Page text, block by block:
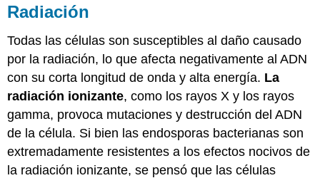
Radiación
Todas las células son susceptibles al daño causado
por la radiación, lo que afecta negativamente al ADN
con su corta longitud de onda y alta energía. La
radiación ionizante, como los rayos X y los rayos
gamma, provoca mutaciones y destrucción del ADN
de la célula. Si bien las endosporas bacterianas son
extremadamente resistentes a los efectos nocivos de
la radiación ionizante, se pensó que las células